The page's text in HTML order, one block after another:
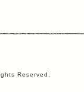
Reserved.